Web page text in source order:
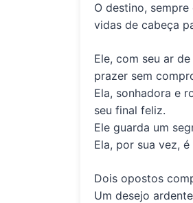
O destino,
vidas de cabeça
Ele, com seu ar
prazer sem
Ela, sonhadora e
seu final feliz.
Ele guarda um
Ela, por sua vez,
Dois opostos
Um desejo